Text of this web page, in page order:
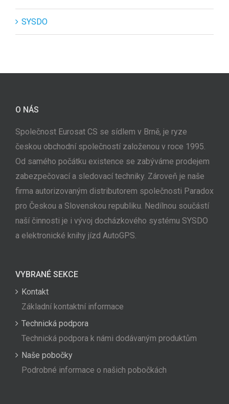
SYSDO
O NÁS
Společnost Eurosat CS se sídlem v Brně, je ryze
českou obchodní společností založenou v roce 1995.
Od samého počátku existence se zabýváme prodejem
zabezpečovací a sledovací techniky. Zároveň je naše
firma autorizovaným distributorem společnosti Paradox
pro Českou a Slovenskou republiku. Nedílnou součástí
naší činnosti je i vývoj docházkového systému SYSDO
a elektronické knihy jízd AutoGPS.
VYBRANÉ SEKCE
Kontakt
Základní kontaktní informace
Technická podpora
Technická podpora k námi dodávaným produktům
Naše pobočky
Podrobné informace o našich pobočkách